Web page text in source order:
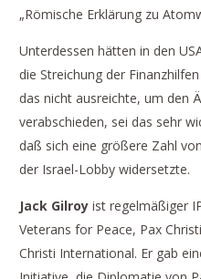
„Römische Erklärung zu
Unterdessen hätten in den
die Streichung der
das nicht ausreichte, um den
verabschieden, sei das sehr
daß sich eine größere Zahl
der Israel-Lobby widersetzte.
Jack Gilroyist regelmäßiger
Veterans for Peace, Pax
Christi International. Er gab